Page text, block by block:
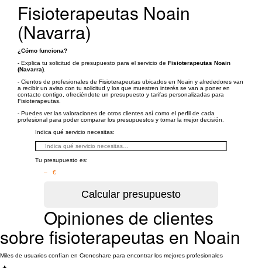
Fisioterapeutas Noain
(Navarra)
¿Cómo funciona?
- Explica tu solicitud de presupuesto para el servicio de Fisioterapeutas Noain
(Navarra)
- Cientos de profesionales de Fisioterapeutas ubicados en Noain y alrededores van
a recibir un aviso con tu solicitud y los que muestren interés se van a poner en
contacto contigo, ofreciéndote un presupuesto y tarifas personalizadas para
Fisioterapeutas.
- Puedes ver las valoraciones de otros clientes así como el perfil de cada
profesional para poder comparar los presupuestos y tomar la mejor decisión.
Indica qué servicio necesitas:
Tu presupuesto es:
– €
Opiniones de clientes
sobre fisioterapeutas en Noain
Miles de usuarios confían en Cronoshare para encontrar los mejores profesionales